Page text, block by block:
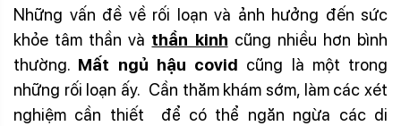
Những vấn đề về rối loạn và ảnh hưởng đến sức
khỏe tâm thần và thần kinh cũng nhiều hơn bình
thường. Mất ngủ hậu covid cũng là một trong
những rối loạn ấy. Cần thăm khám sớm, làm các xét
nghiệm cần thiết để có thể ngăn ngừa các di